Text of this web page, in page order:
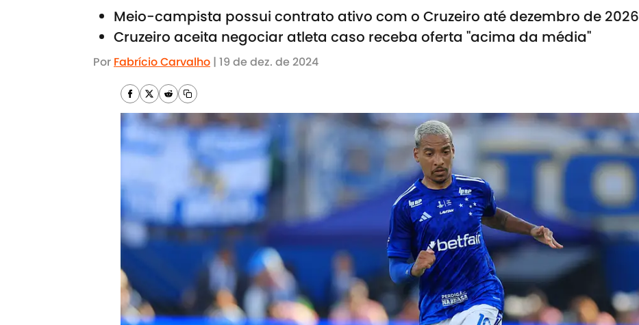
Meio-campista possui contrato ativo com o Cruzeiro até dezembro de 2026
Cruzeiro aceita negociar atleta caso receba oferta "acima da média"
Por Fabrício Carvalho | 19 de dez. de 2024